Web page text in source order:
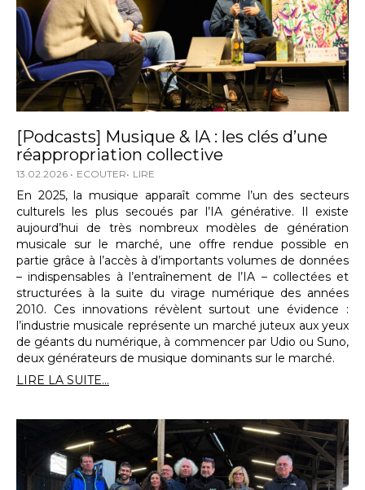
[Podcasts] Musique & IA : les clés d’une
réappropriation collective
13.02.2026 ECOUTER LIRE
En 2025, la musique apparaît comme l’un des secteurs
culturels les plus secoués par l’IA générative. Il existe
aujourd’hui de très nombreux modèles de génération
musicale sur le marché, une offre rendue possible en
partie grâce à l’accès à d’importants volumes de données
– indispensables à l’entraînement de l’IA – collectées et
structurées à la suite du virage numérique des années
2010. Ces innovations révèlent surtout une évidence :
l’industrie musicale représente un marché juteux aux yeux
de géants du numérique, à commencer par Udio ou Suno,
deux générateurs de musique dominants sur le marché.
LIRE LA SUITE...